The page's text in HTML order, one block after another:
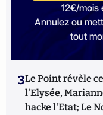
12€/mois
Annulez ou
tout
3Le Point révèle
l'Elysée,
hacke l'Etat; Le